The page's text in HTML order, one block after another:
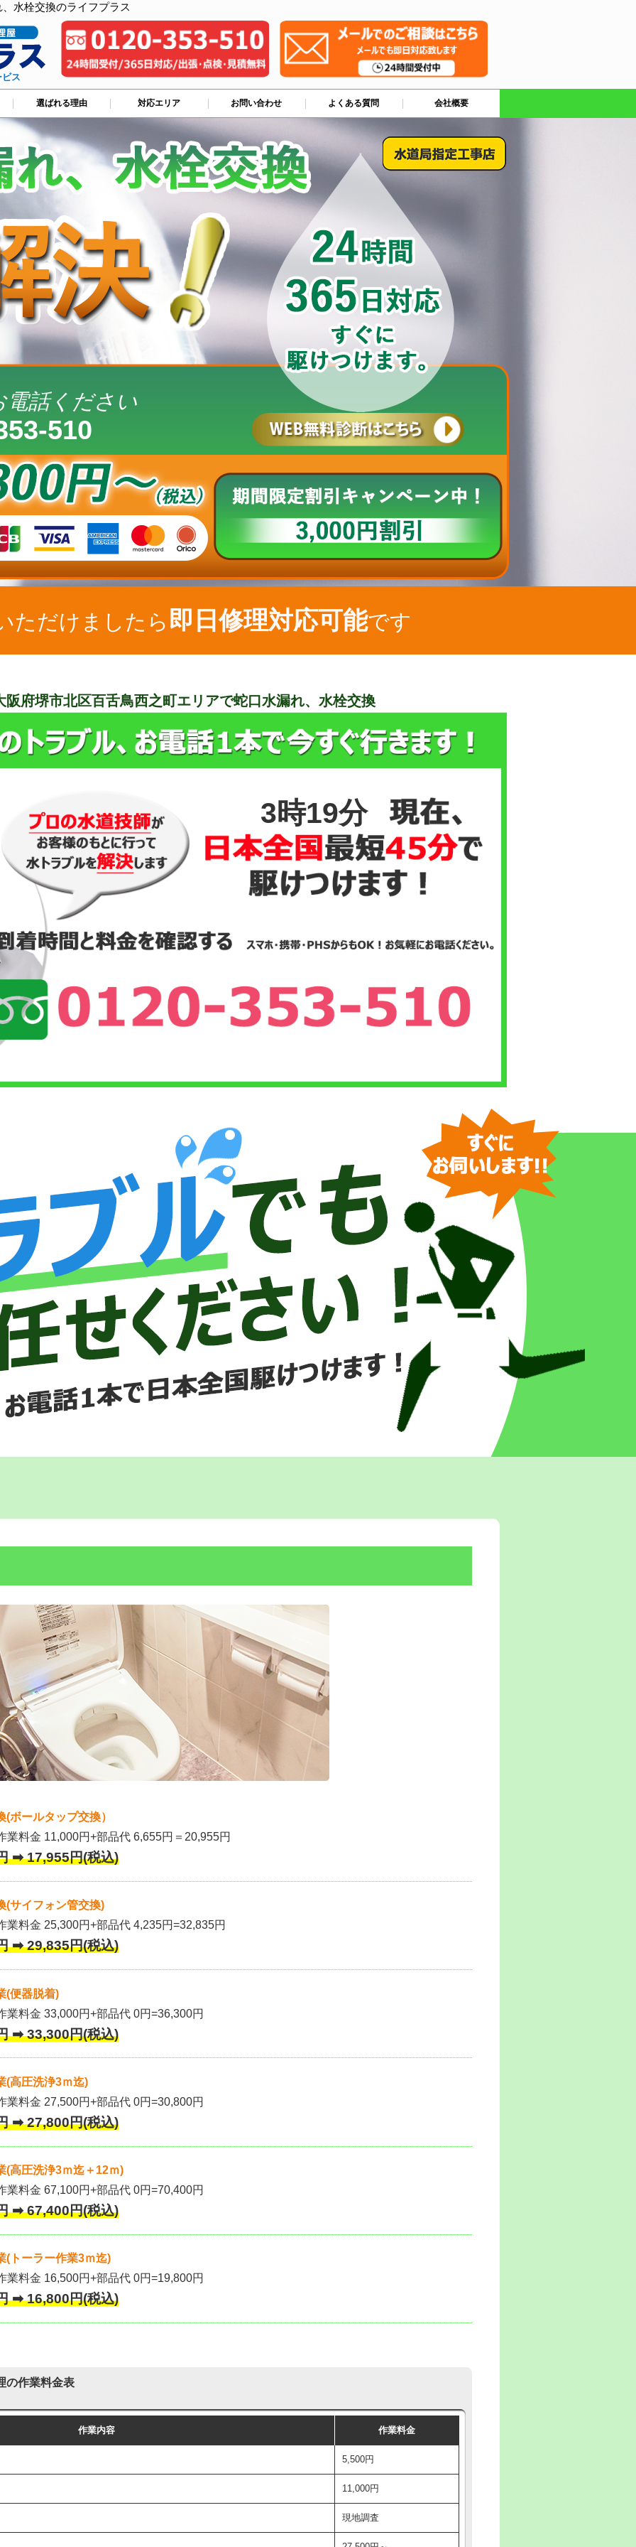
水栓交換のライフプラス
ス
選ばれる理由 対応エリア お問い合わせ よくある質問 会社概要
話ください
510
ただけましたら 即日修理対応可能です
阪府堺市北区百舌鳥西之町エリアで蛇口水漏れ、水栓交換
3時19分
ボールタップ交換）
業料金 11,000円+部品代 6,655円＝20,955円
➡ 17,955円(税込)
(サイフォン管交換)
業料金 25,300円+部品代 4,235円=32,835円
➡ 29,835円(税込)
(便器脱着)
業料金 33,000円+部品代 0円=36,300円
➡ 33,300円(税込)
(高圧洗浄3ｍ迄)
業料金 27,500円+部品代 0円=30,800円
➡ 27,800円(税込)
(高圧洗浄3ｍ迄＋12ｍ)
業料金 67,100円+部品代 0円=70,400円
➡ 67,400円(税込)
(トーラー作業3ｍ迄)
業料金 16,500円+部品代 0円=19,800円
➡ 16,800円(税込)
の作業料金表
作業内容 作業料金
5,500円
11,000円
現地調査